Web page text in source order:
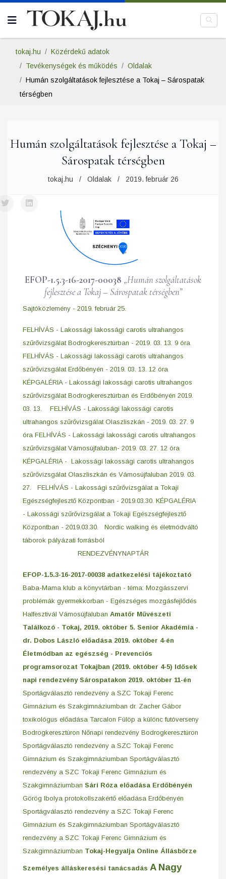
tokaj.hu
Közérdekű adatok
Tevékenységek és működés
Oldalak
Humán szolgáltatások fejlesztése a Tokaj – Sárospatak
térségben
Humán szolgáltatások fejlesztése a Tokaj –
Sárospatak térségben
tokaj.hu Oldalak 2019. február 26
EFOP-1.5.3-16-2017-00038 „Humán szolgáltatások
fejlesztése a Tokaj – Sárospatak térségben”
Sajtóközlemény - 2019. február 25.
FELHÍVÁS - Lakossági lakossági carotis ultrahangos
szűrővizsgálat Bodrogkeresztúrban - 2019. 03. 13. 9 óra
FELHÍVÁS - Lakossági lakossági carotis ultrahangos
szűrővizsgálat Erdőbényén - 2019. 03. 13. 12 óra
KÉPGALÉRIA - Lakossági lakossági carotis ultrahangos
szűrővizsgálat Bodrogkeresztúrban és Erdőbényén 2019.
03. 13.
FELHÍVÁS - Lakossági lakossági carotis
ultrahangos szűrővizsgálat Olaszliszkán - 2019. 03. 27. 9
óra FELHÍVÁS - Lakossági lakossági carotis ultrahangos
szűrővizsgálat Vámosújfaluban- 2019. 03. 27. 12 óra
KÉPGALÉRIA - Lakossági lakossági carotis ultrahangos
szűrővizsgálat Olaszliszkán és Vámosújfaluban 2019. 03.
27.
FELHÍVÁS - Lakossági szűrővizsgálat a Tokaji
Egészségfejlesztő Központban - 2019.03.30. KÉPGALÉRIA
- Lakossági szűrővizsgálat a Tokaji Egészségfejlesztő
Központban - 2019.03.30.
Nordic walking és életmódváltó
táborok pályázati forrásból
RENDEZVÉNYNAPTÁR
EFOP-1.5.3-16-2017-00038 adatkezelési tájékoztató
Baba-Mama klub a könyvtárban - téma: Mozgásszervi
problémák gyermekkorban - Egészséges mozgásfejlődés
Halfesztivál Vámosújfaluban Amatőr Művészeti
Találkozó - Tokaj, 2019. október 5. Senior Akadémia -
dr. Dobos László előadása 2019. október 4-én
Életmódban az egészség - Prevenciós
programsorozat Tokajban (2019. október 4-5) Idősek
napi rendezvény Sárospatakon 2019. október 11-én
Sportágválasztó rendezvény a SZC Tokaji Ferenc
Gimnázium és Szakgimnáziumban dr. Zacher Gábor
toxikológus előadása Tarcalon Fülöp a különc futóverseny
Bodrogkeresztúron Nőnapi rendezvény Bodrogkeresztúron
Sportágválasztó rendezvény a SZC Tokaji Ferenc
Gimnázium és Szakgimnáziumban Sportágválasztó
rendezvény a SZC Tokaji Ferenc Gimnázium és
Szakgimnáziumban Sári Róza előadása Erdőbényén
Görög Ibolya protokollszakértő előadása Erdőbényén
Sportágválasztó rendezvény a SZC Tokaji Ferenc
Gimnázium és Szakgimnáziumban Sportágválasztó
rendezvény a SZC Tokaji Ferenc Gimnázium és
Szakgimnáziumban Tokaj-Hegyalja Online Állásbörze
Személyes álláskeresési tanácsadás A Nagy